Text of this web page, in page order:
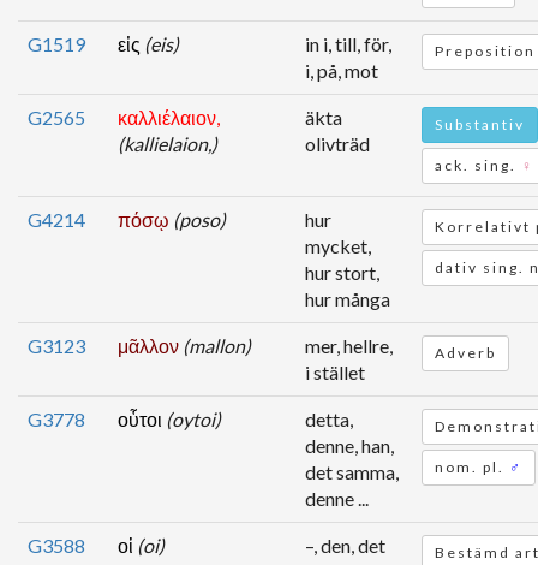
G1519 εἰς (eis)
in i, till, för,
i, på, mot
Preposition
G2565
καλλιέλαιον,
(kallielaion,)
äkta
olivträd
Substantiv
ack. sing. ♀
G4214 πόσῳ (poso)
hur
mycket,
hur stort,
hur många
Korrelativt
dativ sing.
G3123 μᾶλλον (mallon)
mer, hellre,
i stället
Adverb
G3778 οὗτοι (oytoi)
detta,
denne, han,
det samma,
denne ...
nom. pl. ♂
G3588 οἱ (oi) –, den, det Bestämd